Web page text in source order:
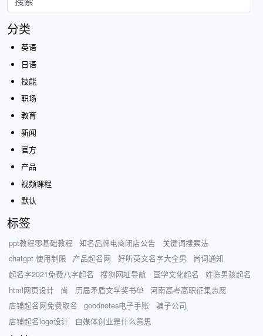
分类
英语
日语
技能
职场
教育
新闻
官方
产品
视频课程
默认
标签
ppt教程零基础教程 知名品牌电商闭店公告
关键词搜索法
chatgpt 使用制限
产品起名网 好听英文名字大全男
尚词通知
起名字2021免费八字起名
搜狗网址导航 国学文化起名
姓陈男孩起名
html网页设计
尚 历届矛盾文学奖书单
河南高考高职征集志愿
店铺起名网免费取名
goodnotes电子手账
骗子公司
店铺起名logo设计
自媒体创业是什么意思